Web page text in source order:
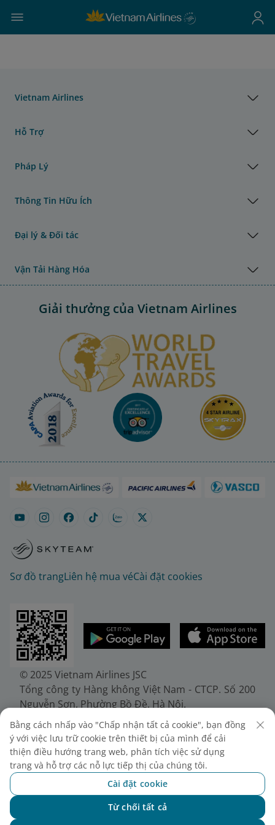
Vietnam Airlines
Hỗ Trợ
Pháp Lý
Thông Tin Hữu Ích
Đại lý & Đối tác
Vận Tải Hàng Hóa
Giải thưởng của Vietnam Airlines
Sơ đồ trangLiên hệ mua véCài đặt cookies
© 2025 Vietnam Airlines JSC
Tổng công ty Hàng không Việt Nam - CTCP. Số 200
Nguyễn Sơn, Phường Bồ Đề, Hà Nội.
Điện thoại: (+84-24) 38272289. Fax: (+84-24)
38722375
Giấy chứng nhận đăng ký doanh nghiệp, mã số
doanh nghiệp 0100107518, đăng ký lần đầu ngày
30/6/2010, đăng ký thay đổi lần thứ 10 ngày
24/7/2025, cấp bởi Sở Tài chính Thành phố Hà Nội.
Bằng cách nhấp vào "Chấp nhận tất cả cookie", bạn đồng
ý với việc lưu trữ cookie trên thiết bị của mình để cải
thiện điều hướng trang web, phân tích việc sử dụng
trang và hỗ trợ các nỗ lực tiếp thị của chúng tôi.
Cài đặt cookie
Từ chối tất cả